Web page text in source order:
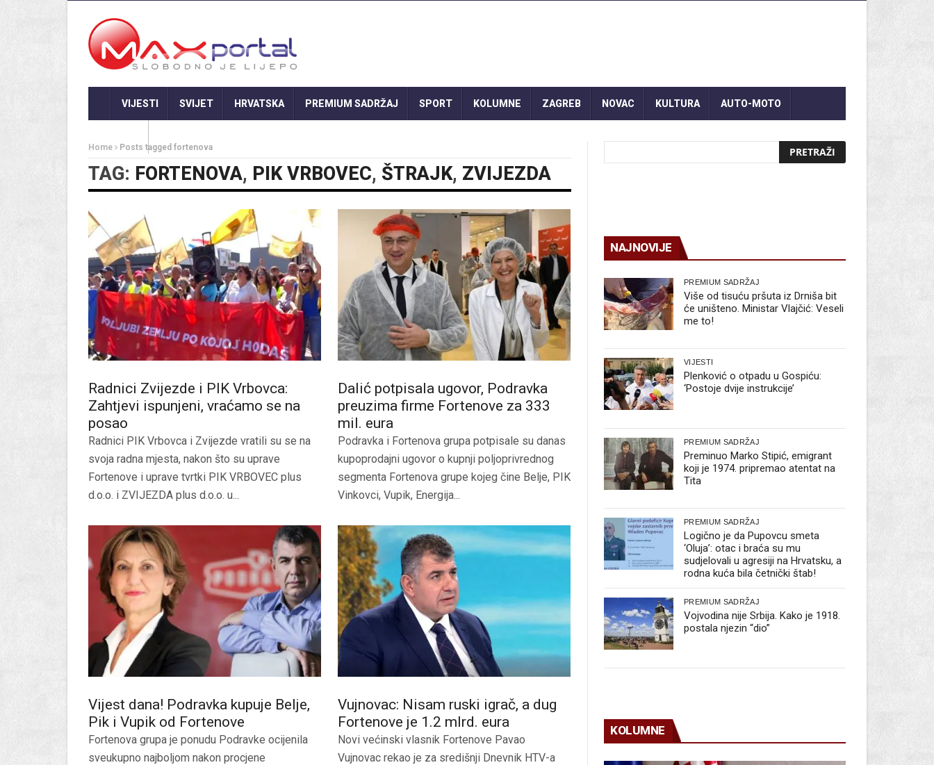
VIJESTI SVIJET HRVATSKA PREMIUM SADRŽAJ SPORT KOLUMNE ZAGREB NOVAC KULTURA AUTO-MOTO
Home Posts tagged fortenova
TAG: FORTENOVA, PIK VRBOVEC, ŠTRAJK, ZVIJEZDA
Radnici Zvijezde i PIK Vrbovca:
Zahtjevi ispunjeni, vraćamo se na
posao
Radnici PIK Vrbovca i Zvijezde vratili su se na
svoja radna mjesta, nakon što su uprave
Fortenove i uprave tvrtki PIK VRBOVEC plus
d.o.o. i ZVIJEZDA plus d.o.o. u...
Dalić potpisala ugovor, Podravka
preuzima firme Fortenove za 333
mil. eura
Podravka i Fortenova grupa potpisale su danas
kupoprodajni ugovor o kupnji poljoprivrednog
segmenta Fortenova grupe kojeg čine Belje, PIK
Vinkovci, Vupik, Energija...
Vijest dana! Podravka kupuje Belje,
Pik i Vupik od Fortenove
Fortenova grupa je ponudu Podravke ocijenila
sveukupno najboljom nakon procjene
Vujnovac: Nisam ruski igrač, a dug
Fortenove je 1.2 mlrd. eura
Novi većinski vlasnik Fortenove Pavao
Vujnovac rekao je za središnji Dnevnik HTV-a
NAJNOVIJE
PREMIUM SADRŽAJ
Više od tisuću pršuta iz Drniša bit
će uništeno. Ministar Vlajčić: Veseli
me to!
VIJESTI
Plenković o otpadu u Gospiću:
‘Postoje dvije instrukcije’
PREMIUM SADRŽAJ
Preminuo Marko Stipić, emigrant
koji je 1974. pripremao atentat na
Tita
PREMIUM SADRŽAJ
Logično je da Pupovcu smeta
‘Oluja’: otac i braća su mu
sudjelovali u agresiji na Hrvatsku, a
rodna kuća bila četnički štab!
PREMIUM SADRŽAJ
Vojvodina nije Srbija. Kako je 1918.
postala njezin “dio”
KOLUMNE